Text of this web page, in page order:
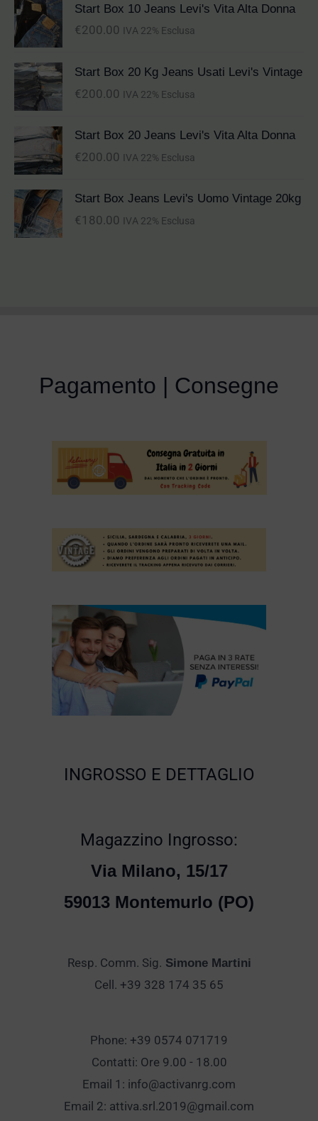
Start Box 10 Jeans Levi's Vita Alta Donna
€200.00 IVA 22% Esclusa
Start Box 20 Kg Jeans Usati Levi's Vintage
€200.00 IVA 22% Esclusa
Start Box 20 Jeans Levi's Vita Alta Donna
€200.00 IVA 22% Esclusa
Start Box Jeans Levi's Uomo Vintage 20kg
€ 180.00 IVA 22% Esclusa
Pagamento | Consegne
INGROSSO E DETTAGLIO
Magazzino Ingrosso:
Via Milano, 15/17
59013 Montemurlo (PO)
Resp. Comm. Sig. Simone Martini
Cell. +39 328 174 35 65
Phone: +39 0574 071719
Contatti: Ore 9.00 - 18.00
Email 1: info@activanrg.com
Email 2: attiva.srl.2019@gmail.com